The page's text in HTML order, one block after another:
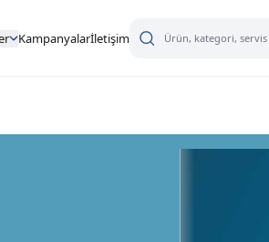
Kampanyalarİletişim